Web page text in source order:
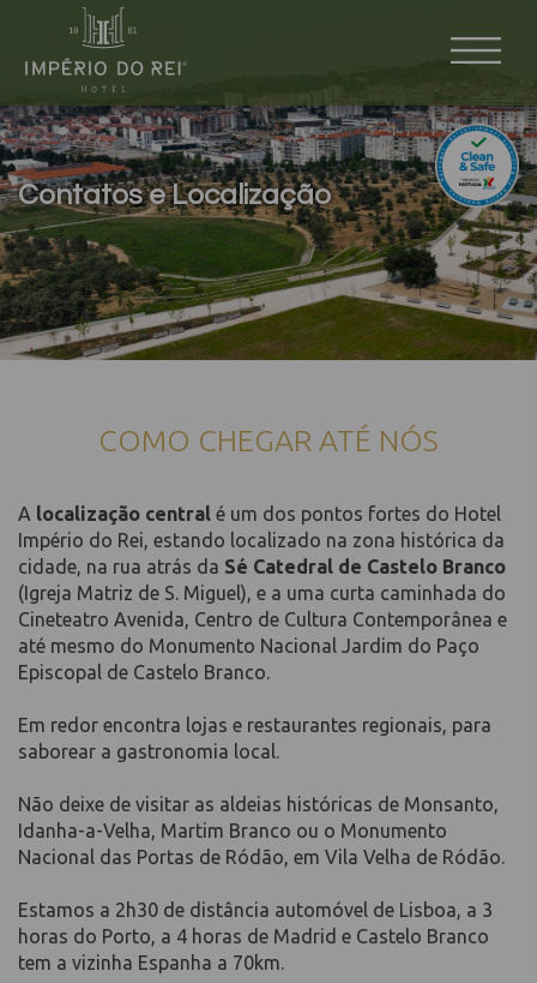
Contatos e Localização
COMO CHEGAR ATÉ NÓS
A localização central é um dos pontos fortes do Hotel
Império do Rei, estando localizado na zona histórica da
cidade, na rua atrás da Sé Catedral de Castelo Branco
(Igreja Matriz de S. Miguel), e a uma curta caminhada do
Cineteatro Avenida, Centro de Cultura Contemporânea e
até mesmo do Monumento Nacional Jardim do Paço
Episcopal de Castelo Branco.
Em redor encontra lojas e restaurantes regionais, para
saborear a gastronomia local.
Não deixe de visitar as aldeias históricas de Monsanto,
Idanha-a-Velha, Martim Branco ou o Monumento
Nacional das Portas de Ródão, em Vila Velha de Ródão.
Estamos a 2h30 de distância automóvel de Lisboa, a 3
horas do Porto, a 4 horas de Madrid e Castelo Branco
tem a vizinha Espanha a 70km.